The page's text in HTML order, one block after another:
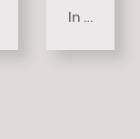
In